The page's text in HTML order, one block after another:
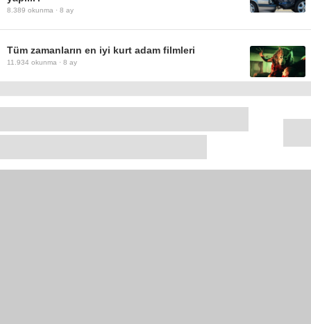
8.389 okunma · 8 ay
Tüm zamanların en iyi kurt adam filmleri
11.934 okunma · 8 ay